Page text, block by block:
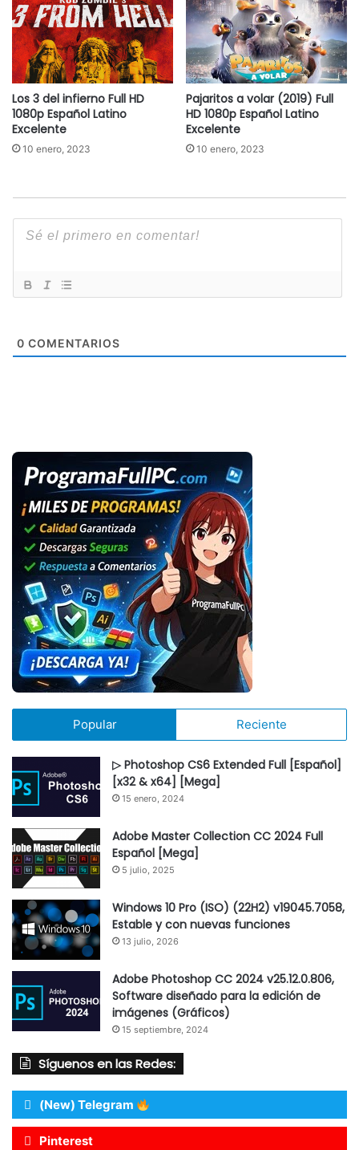
Los 3 del infierno Full HD
1080p Español Latino
Excelente
10 enero, 2023
Pajaritos a volar (2019) Full
HD 1080p Español Latino
Excelente
10 enero, 2023
0 COMENTARIOS
Popular Reciente
▷ Photoshop CS6 Extended Full [Español]
[x32 & x64] [Mega]
15 enero, 2024
Adobe Master Collection CC 2024 Full
Español [Mega]
5 julio, 2025
Windows 10 Pro (ISO) (22H2) v19045.7058,
Estable y con nuevas funciones
13 julio, 2026
Adobe Photoshop CC 2024 v25.12.0.806,
Software diseñado para la edición de
imágenes (Gráficos)
15 septiembre, 2024
Síguenos en las Redes:
(New) Telegram
Pinterest